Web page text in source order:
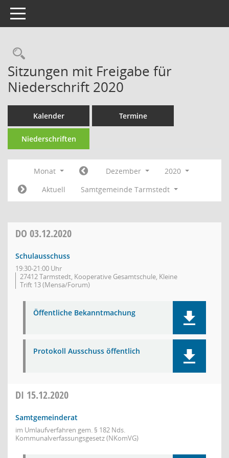
Toggle navigation
Rechercheauswahl
Sitzungen mit Freigabe für
Niederschrift 2020
Kalender Termine
Niederschriften
Monat Dezember
2020
Aktuell
Samtgemeinde Tarmstedt
DO 03.12.2020
Schulausschuss
19:30-21:00 Uhr
27412 Tarmstedt, Kooperative Gesamtschule, Kleine
Trift 13 (Mensa/Forum)
Öffentliche Bekanntmachung
Protokoll Ausschuss öffentlich
DI 15.12.2020
Samtgemeinderat
im Umlaufverfahren gem. § 182 Nds.
Kommunalverfassungsgesetz (NKomVG)